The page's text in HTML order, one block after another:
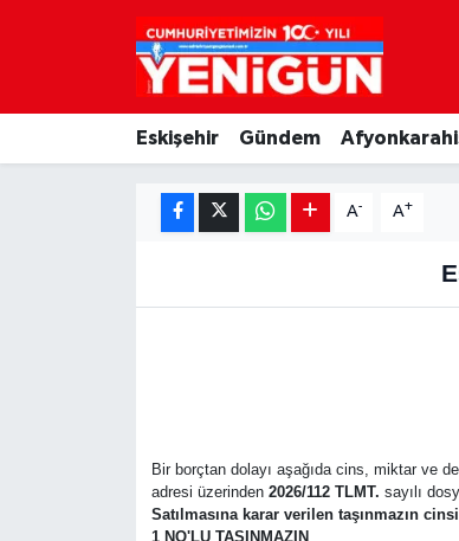
Eskişehir Gündem
A- A+
Bir borçtan dolayı aşağıda cins, miktar ve
adresi üzerinden 2026/112 TLMT. sayılı
Satılmasına karar verilen taşınmazın
1 NO'LU TAŞINMAZIN
Nöbetçi Eczaneler
Hava Durumu
Trafik Durumu